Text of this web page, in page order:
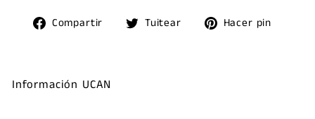
Compartir
Compartir
Tuitear
TuitearHacer pin
Información UCAN